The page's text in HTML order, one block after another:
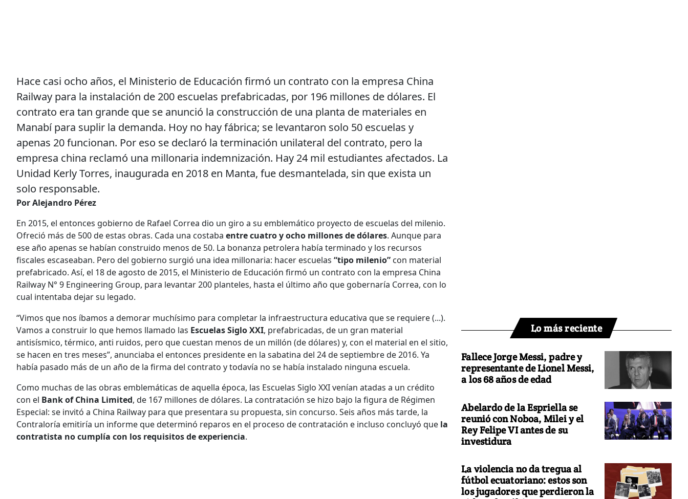
Hace casi ocho años, el Ministerio de Educación firmó un contrato con la empresa China
Railway para la instalación de 200 escuelas prefabricadas, por 196 millones de dólares. El
contrato era tan grande que se anunció la construcción de una planta de materiales en
Manabí para suplir la demanda. Hoy no hay fábrica; se levantaron solo 50 escuelas y
apenas 20 funcionan. Por eso se declaró la terminación unilateral del contrato, pero la
empresa china reclamó una millonaria indemnización. Hay 24 mil estudiantes afectados. La
Unidad Kerly Torres, inaugurada en 2018 en Manta, fue desmantelada, sin que exista un
solo responsable.
Por Alejandro Pérez
En 2015, el entonces gobierno de Rafael Correa dio un giro a su emblemático proyecto de escuelas del milenio.
Ofreció más de 500 de estas obras. Cada una costaba entre cuatro y ocho millones de dólares. Aunque para
ese año apenas se habían construido menos de 50. La bonanza petrolera había terminado y los recursos
fiscales escaseaban. Pero del gobierno surgió una idea millonaria: hacer escuelas “tipo milenio” con material
prefabricado. Así, el 18 de agosto de 2015, el Ministerio de Educación firmó un contrato con la empresa China
Railway N° 9 Engineering Group, para levantar 200 planteles, hasta el último año que gobernaría Correa, con lo
cual intentaba dejar su legado.
“Vimos que nos íbamos a demorar muchísimo para completar la infraestructura educativa que se requiere (...).
Vamos a construir lo que hemos llamado las Escuelas Siglo XXI, prefabricadas, de un gran material
antisísmico, térmico, anti ruidos, pero que cuestan menos de un millón (de dólares) y, con el material en el sitio,
se hacen en tres meses”, anunciaba el entonces presidente en la sabatina del 24 de septiembre de 2016. Ya
había pasado más de un año de la firma del contrato y todavía no se había instalado ninguna escuela.
Como muchas de las obras emblemáticas de aquella época, las Escuelas Siglo XXI venían atadas a un crédito
con el Bank of China Limited, de 167 millones de dólares. La contratación se hizo bajo la figura de Régimen
Especial: se invitó a China Railway para que presentara su propuesta, sin concurso. Seis años más tarde, la
Contraloría emitiría un informe que determinó reparos en el proceso de contratación e incluso concluyó que la
contratista no cumplía con los requisitos de experiencia.
Lo más reciente
Fallece Jorge Messi, padre y
representante de Lionel Messi,
a los 68 años de edad
Abelardo de la Espriella se
reunió con Noboa, Milei y el
Rey Felipe VI antes de su
investidura
La violencia no da tregua al
fútbol ecuatoriano: estos son
los jugadores que perdieron la